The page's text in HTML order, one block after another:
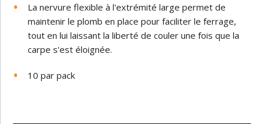
La nervure flexible à l'extrémité large permet de
maintenir le plomb en place pour faciliter le ferrage,
tout en lui laissant la liberté de couler une fois que la
carpe s'est éloignée.
10 par pack